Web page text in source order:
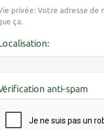
privée: Votre adresse de
ça.
anti-spam